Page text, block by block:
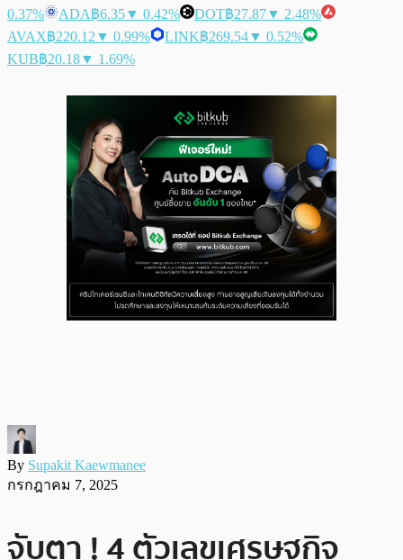
0.37%
ADA฿6.35▼ 0.42% DOT฿27.87▼ 2.48%
AVAX฿220.12 ▼ 0.99% LINK฿269.54▼ 0.52%
KUB฿20.18▼ 1.69%
By Supakit Kaewmanee
กรกฎาคม 7, 2025
จับตา ! 4 ตัวเลขเศรษฐกิจ